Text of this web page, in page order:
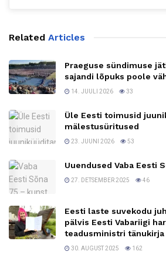
Related Articles
Praeguse sündimuse
sajandi lõpuks poole
14. JUULI 2026 33
Üle Eesti toimusid
mälestusüritused
23. JUUNI 2026 53
Uuendused Vaba Eesti
27. DETSEMBER 2025 46
Eesti laste suvekodu
pälvis Eesti Vabariigi
teadusministri tänukirja
30. AUGUST 2025 162